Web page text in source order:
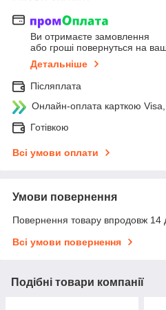
Ви отримаєте замовлення
або гроші повернуться на
Детальніше
Післяплата
Онлайн-оплата карткою
Готівкою
Всі умови оплати
Умови повернення
Повернення товару впродовж 14
Всі умови повернення
Подібні товари компанії